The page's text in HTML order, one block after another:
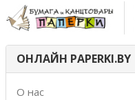
ОНЛАЙН PAPERKI.BY
О нас